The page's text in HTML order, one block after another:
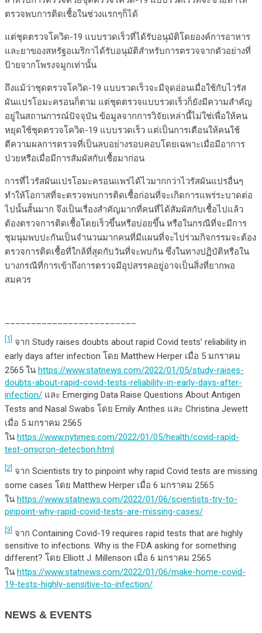
ตรวจพบการติดเชื้อในช่วงแรกๆก็ได้
แต่ชุดตรวจโควิด-19 แบบรวดเร็วที่ได้รับอนุมัติโดยองค์การอาหาร
และยาของสหรัฐอเมริกาได้รับอนุมัติสำหรับการตรวจจากตัวอย่างที่
ป้ายจากโพรงจมูกเท่านั้น
ถึงแม้ว่าชุดตรวจโควิด-19 แบบรวดเร็วจะมีจุดอ่อนเมื่อใช้กับไวรัส
ผันแปรโอมะครอนก็ตาม แต่ชุดตรวจแบบรวดเร็วก็ยังมีความสำคัญ
อยู่ในสถานการณ์ปัจจุบัน ข้อมูลจากการวิจัยเหล่านี้ไม่ใช่เพื่อให้คน
หยุดใช้ชุดตรวจโควิด-19 แบบรวดเร็ว แต่เป็นการเตือนให้คนใช้
ตีความผลการตรวจที่เป็นลบอย่างรอบคอบโดยเฉพาะเมื่อมีอาการ
ป่วยหรือเมื่อมีการสัมผัสกับเชื้อมาก่อน
การที่ไวรัสผันแปรโอมะครอนแพร่ได้ไวมากกว่าไวรัสผันแปรอื่นๆ
ทำให้โอกาสที่จะตรวจพบการติดเชื้อก่อนที่จะเกิดการแพร่ระบาดต่อ
ไปนั้นสั้นมาก จึงเป็นเรื่องสำคัญมากที่คนที่ได้สัมผัสกับเชื้อไปแล้ว
ต้องตรวจการติดเชื้อโดยเร็วขึ้นหรือบ่อยขึ้น หรือในกรณีที่จะมีการ
ชุมนุมพบปะกันเป็นจำนวนมากคนที่มีแผนที่จะไปร่วมกิจกรรมจะต้อง
ตรวจการติดเชื้อที่ใกล้ที่สุดกับวันที่จะพบกัน ซึ่งในทางปฏิบัติหรือใน
บางกรณีที่การเข้าถึงการตรวจมีอุปสรรคอยู่อาจเป็นสิ่งที่ยากพอ
สมควร
[1]
จาก Study raises doubts about rapid Covid tests’ reliability in
early days after infection โดย Matthew Herper เมื่อ 5 มกราคม
2565 ใน https://www.statnews.com/2022/01/05/study-raises-
doubts-about-rapid-covid-tests-reliability-in-early-days-after-
infection/ และ Emerging Data Raise Questions About Antigen
Tests and Nasal Swabs โดย Emily Anthes และ Christina Jewett
เมื่อ 5 มกราคม 2565
ใน https://www.nytimes.com/2022/01/05/health/covid-rapid-
test-omicron-detection.html
[2] จาก Scientists try to pinpoint why rapid Covid tests are missing
some cases โดย Matthew Herper เมื่อ 6 มกราคม 2565
ใน https://www.statnews.com/2022/01/06/scientists-try-to-
pinpoint-why-rapid-covid-tests-are-missing-cases/
[3] จาก Containing Covid-19 requires rapid tests that are highly
sensitive to infections. Why is the FDA asking for something
different? โดย Elliott J. Millenson เมื่อ 6 มกราคม 2565
ใน https://www.statnews.com/2022/01/06/make-home-covid-
19-tests-highly-sensitive-to-infection/
NEWS & EVENTS